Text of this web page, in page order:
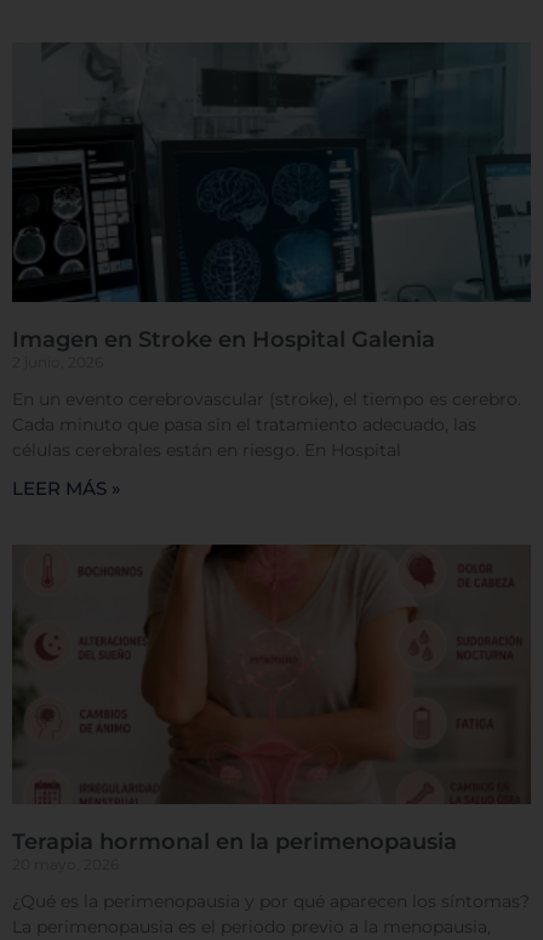
Imagen en Stroke en Hospital Galenia
En un evento cerebrovascular (stroke), el tiempo es cerebro.
Cada minuto que pasa sin el tratamiento adecuado, las
células cerebrales están en riesgo. En Hospital
LEER MÁS »
Terapia hormonal en la perimenopausia
¿Qué es la perimenopausia y por qué aparecen los síntomas?
La perimenopausia es el periodo previo a la menopausia,
Sistema de personalización de cookies
Cookies dirigidas
Cookies de funcionalidad
Cookies de rendimiento
Rechazar todas
Confirmar mis preferencias